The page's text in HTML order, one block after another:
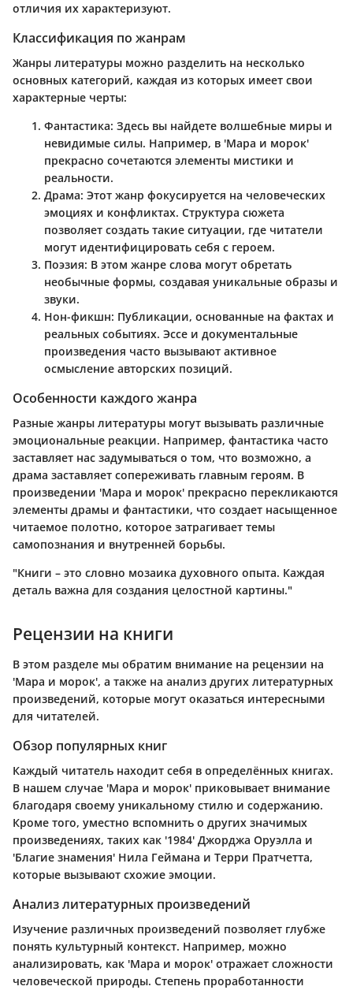
отличия их характеризуют.
Классификация по жанрам
Жанры литературы можно разделить на несколько
основных категорий, каждая из которых имеет свои
характерные черты:
Фантастика: Здесь вы найдете волшебные миры и
невидимые силы. Например, в 'Мара и морок'
прекрасно сочетаются элементы мистики и
реальности.
Драма: Этот жанр фокусируется на человеческих
эмоциях и конфликтах. Структура сюжета
позволяет создать такие ситуации, где читатели
могут идентифицировать себя с героем.
Поэзия: В этом жанре слова могут обретать
необычные формы, создавая уникальные образы и
звуки.
Нон-фикшн: Публикации, основанные на фактах и
реальных событиях. Эссе и документальные
произведения часто вызывают активное
осмысление авторских позиций.
Особенности каждого жанра
Разные жанры литературы могут вызывать различные
эмоциональные реакции. Например, фантастика часто
заставляет нас задумываться о том, что возможно, а
драма заставляет сопереживать главным героям. В
произведении 'Мара и морок' прекрасно перекликаются
элементы драмы и фантастики, что создает насыщенное
читаемое полотно, которое затрагивает темы
самопознания и внутренней борьбы.
"Книги – это словно мозаика духовного опыта. Каждая
деталь важна для создания целостной картины."
Рецензии на книги
В этом разделе мы обратим внимание на рецензии на
'Мара и морок', а также на анализ других литературных
произведений, которые могут оказаться интересными
для читателей.
Обзор популярных книг
Каждый читатель находит себя в определённых книгах.
В нашем случае 'Мара и морок' приковывает внимание
благодаря своему уникальному стилю и содержанию.
Кроме того, уместно вспомнить о других значимых
произведениях, таких как '1984' Джорджа Оруэлла и
'Благие знамения' Нила Геймана и Терри Пратчетта,
которые вызывают схожие эмоции.
Анализ литературных произведений
Изучение различных произведений позволяет глубже
понять культурный контекст. Например, можно
анализировать, как 'Мара и морок' отражает сложности
человеческой природы. Степень проработанности